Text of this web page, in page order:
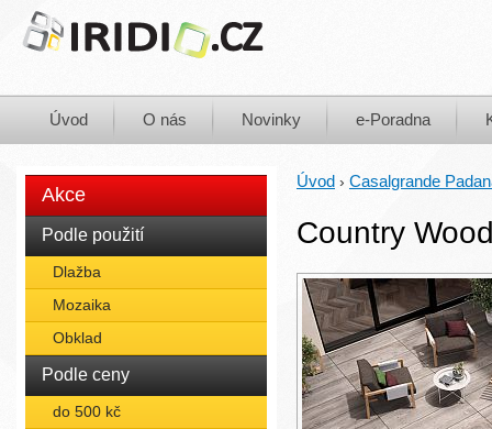
Úvod O nás Novinky e-Poradna
Akce
Podle použití
Dlažba
Mozaika
Obklad
Podle ceny
do 500 kč
Úvod › Casalgrande
Country